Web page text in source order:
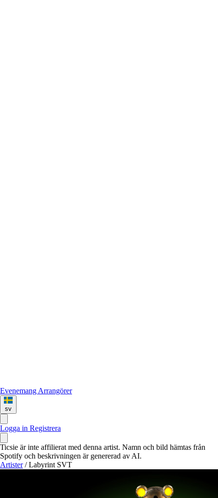
Evenemang Arrangörer
sv
Logga in Registrera
Ticsie är inte affilierat med denna artist. Namn och bild hämtas från
Spotify och beskrivningen är genererad av AI.
Artister / Labyrint SVT